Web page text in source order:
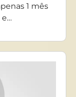
1 mês
e…